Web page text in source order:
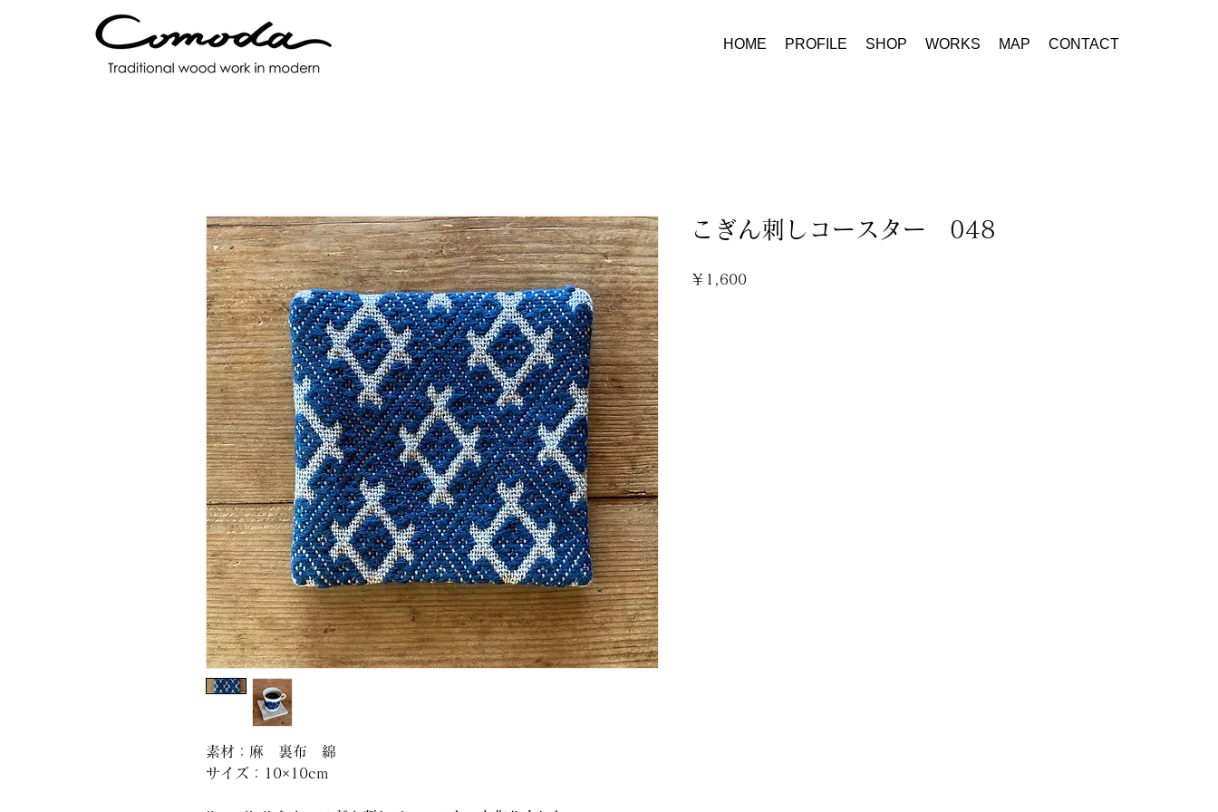
HOME PROFILE SHOP WORKS MAP CONTACT
素材：麻 裏布 綿
サイズ：10×10cm
こぎん刺しコースター 048
￥1,600